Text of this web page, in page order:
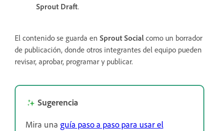
Sprout Draft.
El contenido se guarda en Sprout Social como un borrador
de publicación, donde otros integrantes del equipo pueden
revisar, aprobar, programar y publicar.
Sugerencia
Mira una guía paso a paso para usar el